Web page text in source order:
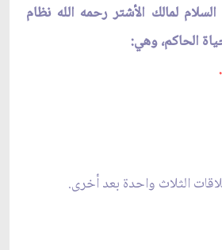
لمالك الأشتر رحمه الله نظام
الحاكم، وهي:
الثلاث واحدة بعد أخرى.